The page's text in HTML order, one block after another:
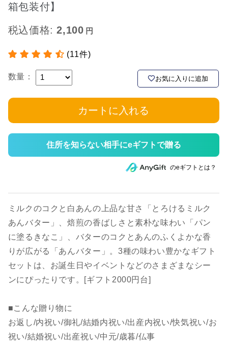
箱包装付】
税込価格:2,100
(11件)
数量： お気に入りに追加
カートに入れる
住所を知らない相手にeギフトで贈る
のeギフトとは？
ミルクのコクと白あんの上品な甘さ「とろけるミルク
あんバター」、焙煎の香ばしさと素朴な味わい「パン
に塗るきなこ」、バターのコクとあんのふくよかな香
りが広がる「あんバター」。3種の味わい豊かなギフト
セットは、お誕生日やイベントなどのさまざまなシー
ンにぴったりです。[ギフト2000円台]
■こんな贈り物に
お返し/内祝い/御礼/結婚内祝い/出産内祝い/快気祝い/お
祝い/結婚祝い/出産祝い/中元/歳暮/仏事